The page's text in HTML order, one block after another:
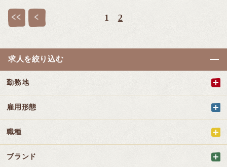
« ‹ 1 2
求人を絞り込む
勤務地
雇用形態
職種
ブランド